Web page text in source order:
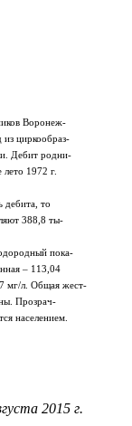
Воронеж-
циркообраз-
Дебит родни-
лето 1972 г.
дебита, то
388,8 ты-
пока-
– 113,04
мг/л. Общая жест-
Прозрач-
населением.
2015 г.